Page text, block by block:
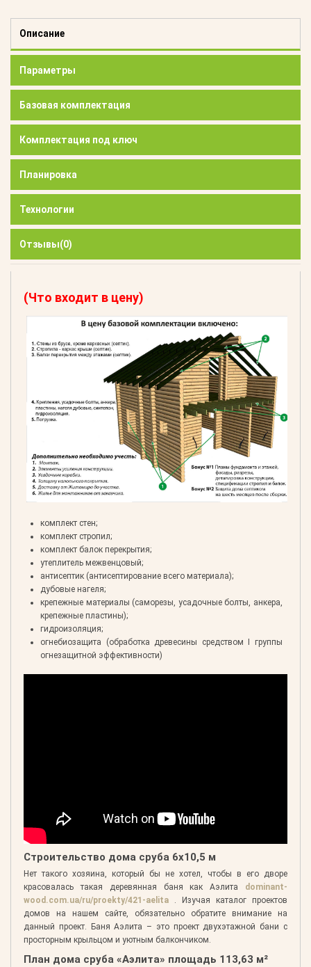
Описание
Параметры
Базовая комплектация
Комплектация под ключ
Планировка
Технологии
Отзывы(0)
(Что входит в цену)
комплект стен;
комплект стропил;
комплект балок перекрытия;
утеплитель межвенцовый;
антисептик (антисептирование всего материала);
дубовые нагеля;
крепежные материалы (саморезы, усадочные болты, анкера,
крепежные пластины);
гидроизоляция;
огнебиозащита (обработка древесины средством I группы
огнезащитной эффективности)
Строительство дома сруба 6х10,5 м
Нет такого хозяина, который бы не хотел, чтобы в его дворе
красовалась такая деревянная баня как Аэлита dominant-
wood.com.ua/ru/proekty/421-aelita . Изучая каталог проектов
домов на нашем сайте, обязательно обратите внимание на
данный проект. Баня Аэлита – это проект двухэтажной бани с
просторным крыльцом и уютным балкончиком.
План дома сруба «Аэлита» площадь 113,63 м²